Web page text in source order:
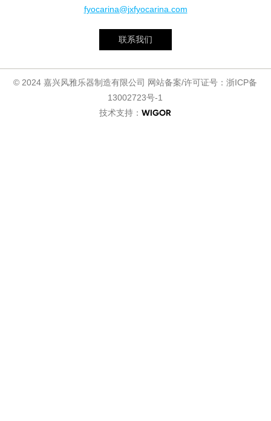
fyocarina@jxfyocarina.com
联系我们
© 2024 嘉兴风雅乐器制造有限公司 网站备案/许可证号：浙ICP备
13002723号-1
技术支持：WIGOR